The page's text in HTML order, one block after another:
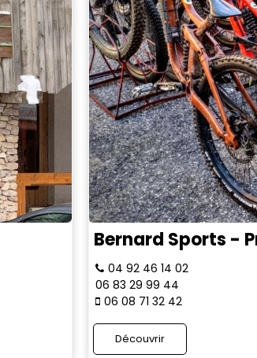
Bernard Sports -
04 92 46 14 02
06 83 29 99 44
06 08 71 32 42
Découvrir